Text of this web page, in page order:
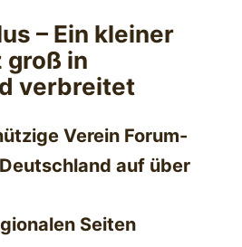
– Ein kleiner
groß in
verbreitet
Verein Forum-
auf über
Seiten